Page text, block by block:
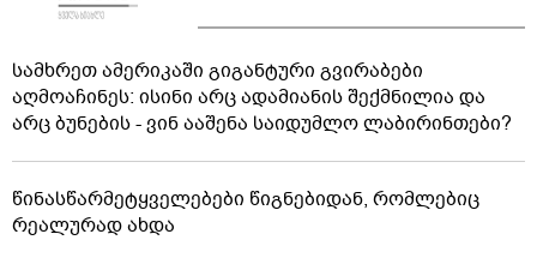
სამხრეთ ამერიკაში გიგანტური გვირაბები
აღმოაჩინეს: ისინი არც ადამიანის შექმნილია და
არც ბუნების - ვინ ააშენა საიდუმლო ლაბირინთები?
წინასწარმეტყველებები წიგნებიდან, რომლებიც
რეალურად ახდა